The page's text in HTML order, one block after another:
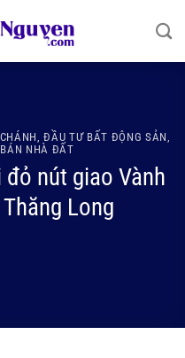
,ĐẦU TƯ BẤT ĐỘNG SẢN
NHÀ ĐẤT
nút giao Vành
Long